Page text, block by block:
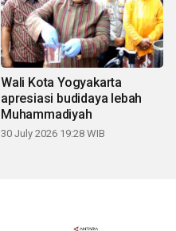
Wali Kota Yogyakarta
apresiasi budidaya lebah
Muhammadiyah
30 July 2026 19:28 WIB